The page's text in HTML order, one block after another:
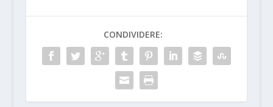
CONDIVIDERE: